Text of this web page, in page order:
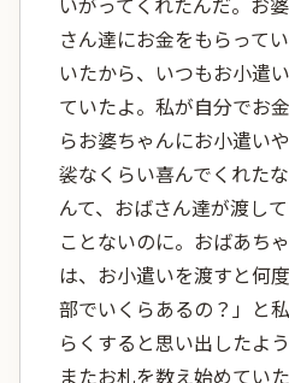
さん達にお金をもらって
いたから、いつもお小遣
ていたよ。私が自分でお
らお婆ちゃんにお小遣い
裟なくらい喜んでくれた
んて、おばさん達が渡し
ことないのに。おばあち
は、お小遣いを渡すと何
部でいくらあるの？」と
らくすると思い出したよ
またお札を数え始めてい